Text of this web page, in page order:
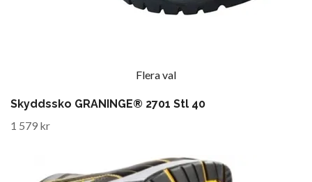
Flera val
Skyddssko GRANINGE® 2701 Stl 40
1 579 kr